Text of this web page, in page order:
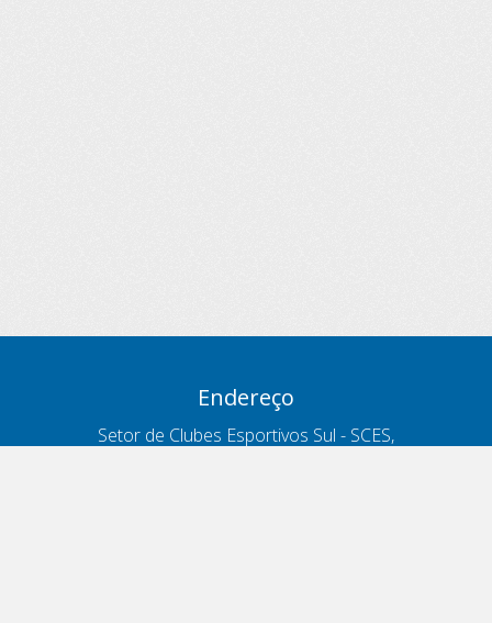
Endereço
Setor de Clubes Esportivos Sul - SCES,